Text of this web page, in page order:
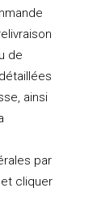
de
ainsi
par
cliquer